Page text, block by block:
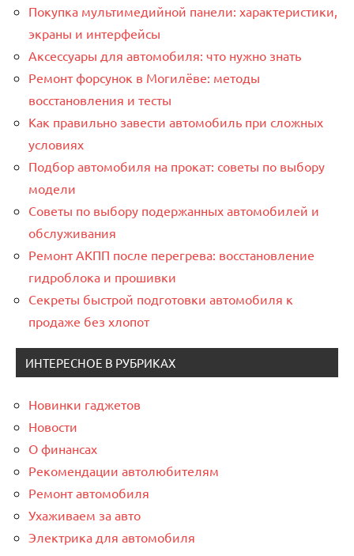
Покупка мультимедийной панели: характеристики,
экраны и интерфейсы
Аксессуары для автомобиля: что нужно знать
Ремонт форсунок в Могилёве: методы
восстановления и тесты
Как правильно завести автомобиль при сложных
условиях
Подбор автомобиля на прокат: советы по выбору
модели
Советы по выбору подержанных автомобилей и
обслуживания
Ремонт АКПП после перегрева: восстановление
гидроблока и прошивки
Секреты быстрой подготовки автомобиля к
продаже без хлопот
ИНТЕРЕСНОЕ В РУБРИКАХ
Новинки гаджетов
Новости
О финансах
Рекомендации автолюбителям
Ремонт автомобиля
Ухаживаем за авто
Электрика для автомобиля